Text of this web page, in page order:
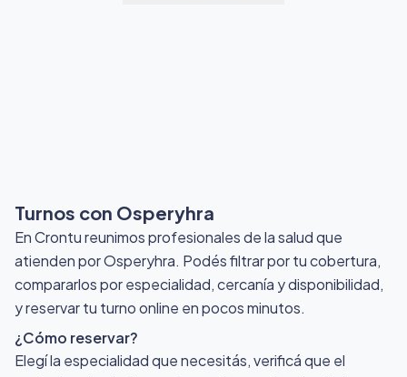
Turnos con Osperyhra
En Crontu reunimos profesionales de la salud que
atienden por Osperyhra. Podés filtrar por tu cobertura,
compararlos por especialidad, cercanía y disponibilidad,
y reservar tu turno online en pocos minutos.
¿Cómo reservar?
Elegí la especialidad que necesitás, verificá que el